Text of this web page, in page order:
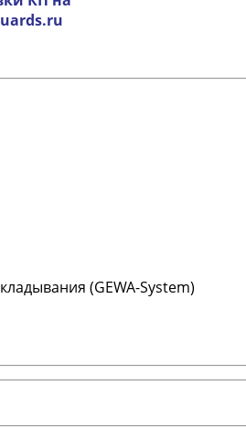
(GEWA-System)